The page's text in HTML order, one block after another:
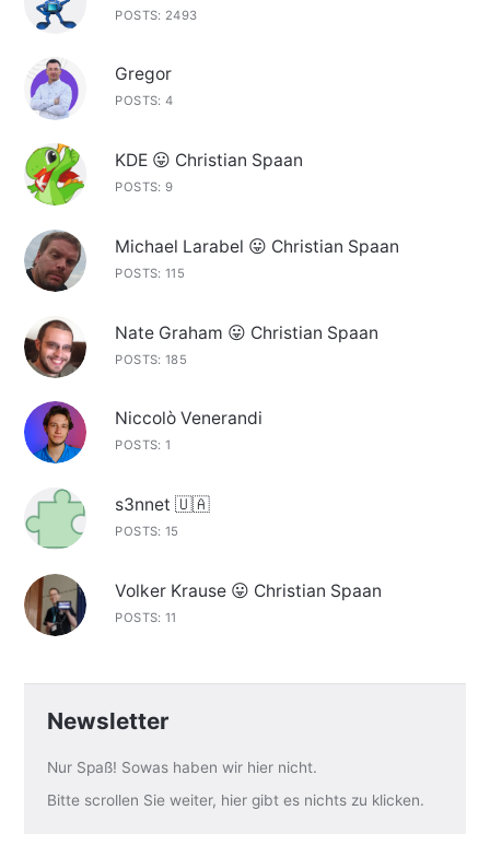
POSTS: 2493
Gregor
POSTS: 4
KDE 😛 Christian Spaan
POSTS: 9
Michael Larabel 😛 Christian Spaan
POSTS: 115
Nate Graham 😛 Christian Spaan
POSTS: 185
Niccolò Venerandi
POSTS: 1
s3nnet 🇺🇦
POSTS: 15
Volker Krause 😛 Christian Spaan
POSTS: 11
Newsletter
Nur Spaß! Sowas haben wir hier nicht.
Bitte scrollen Sie weiter, hier gibt es nichts zu klicken.